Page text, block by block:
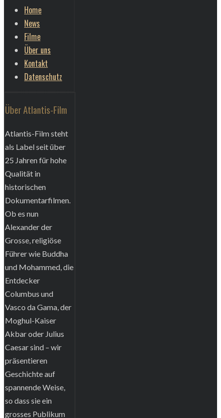
Home
News
Filme
Über uns
Kontakt
Datenschutz
Über Atlantis-Film
Atlantis-Film steht
als Label seit über
25 Jahren für hohe
Qualität in
historischen
Dokumentarfilmen.
Ob es nun
Alexander der
Grosse, religiöse
Führer wie Buddha
und Mohammed, die
Entdecker
Columbus und
Vasco da Gama, der
Moghul-Kaiser
Akbar oder Julius
Caesar sind – wir
präsentieren
Geschichte auf
spannende Weise,
so dass sie ein
grosses Publikum